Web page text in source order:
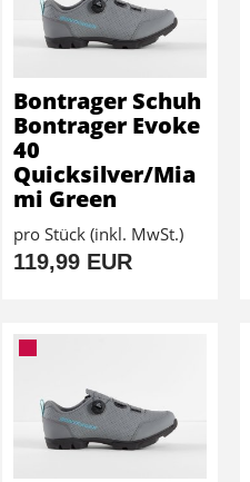
Bontrager Schuh
Bontrager Evoke
40
Quicksilver/Mia
mi Green
pro Stück (inkl. MwSt.)
119,99 EUR